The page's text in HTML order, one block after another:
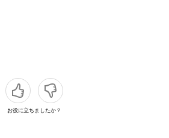
お役に立ちましたか？